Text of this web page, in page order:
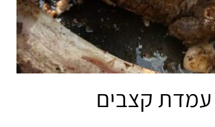
עמדת קצבים